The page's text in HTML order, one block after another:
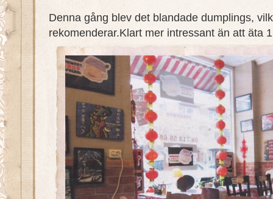
Denna gång blev det blandade dumplings,
rekomenderar.Klart mer intressant än att äta